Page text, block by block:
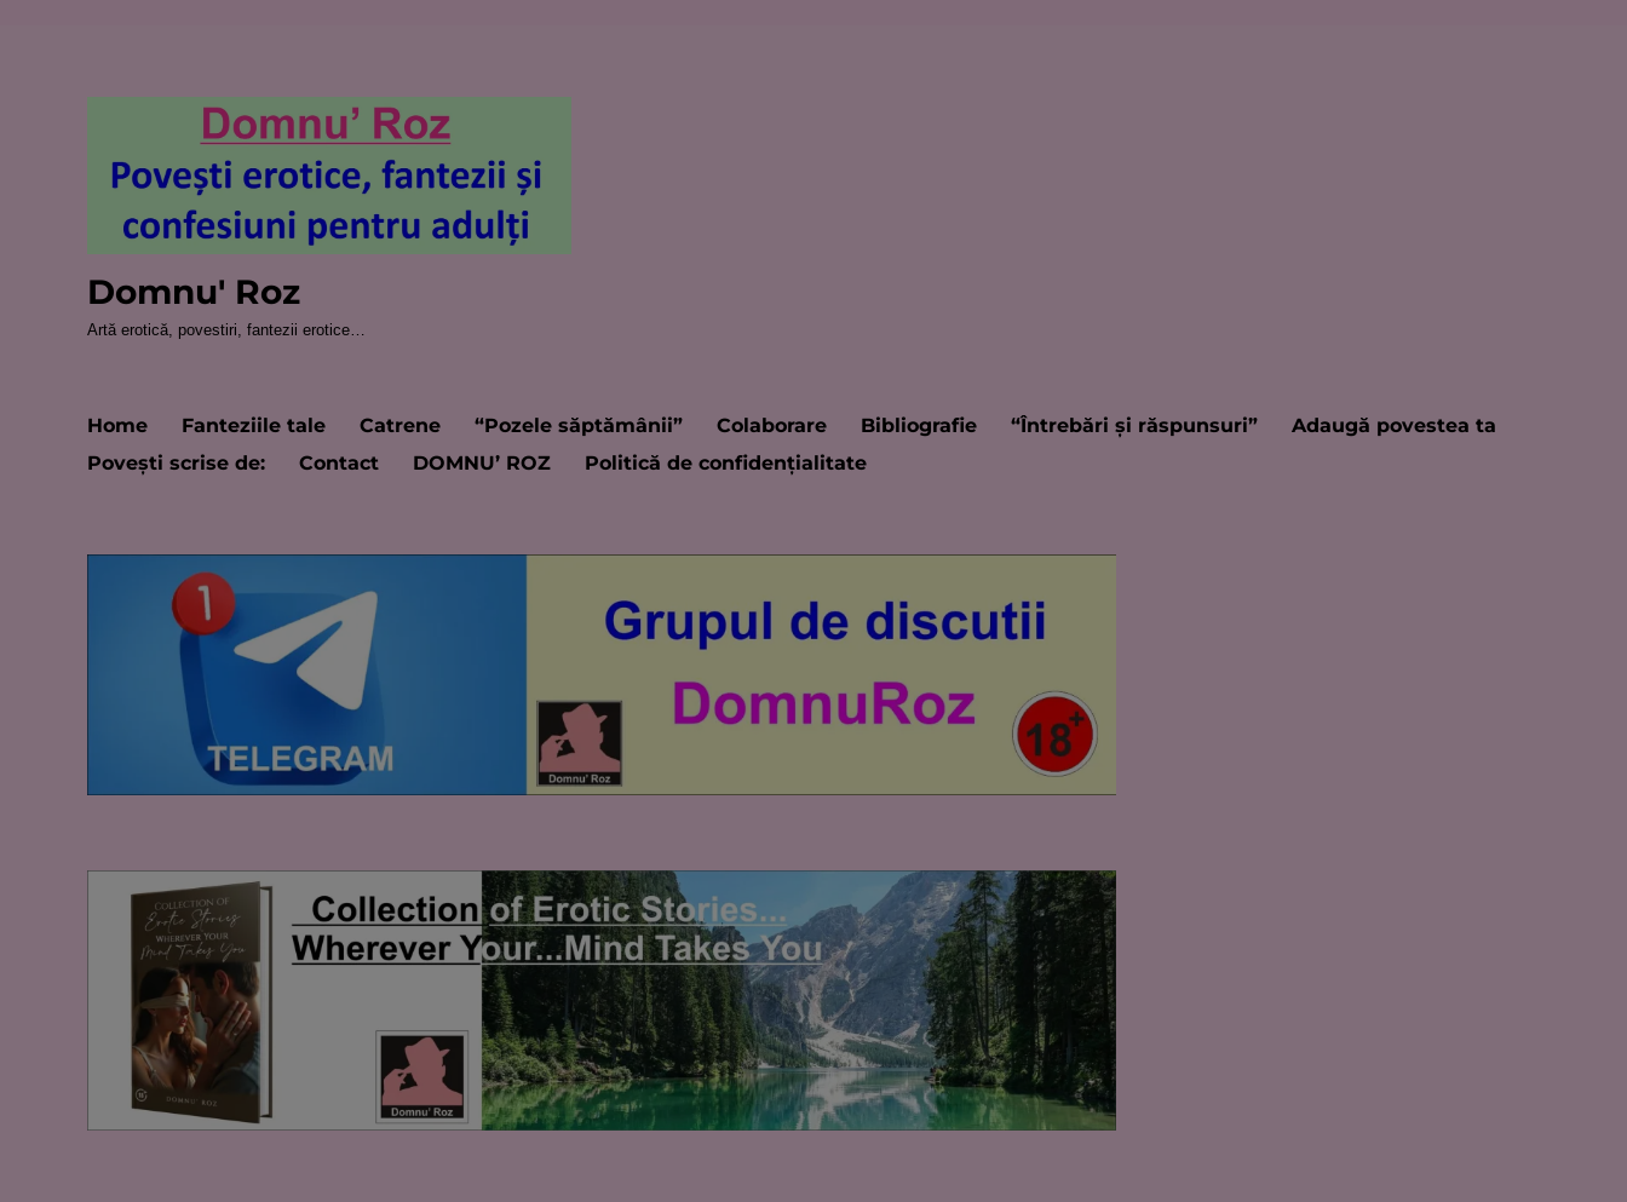
Domnu' Roz
Artă erotică, povestiri, fantezii erotice…
Home Fanteziile tale Catrene “Pozele săptămânii” Colaborare Bibliografie “Întrebări şi răspunsuri”
Adaugă povestea ta
Poveşti scrise de:
Contact DOMNU’ ROZ Politică de confidențialitate